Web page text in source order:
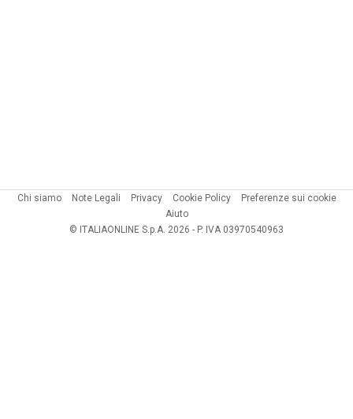
Chi siamo Note Legali Privacy Cookie Policy
Preferenze sui cookie
Aiuto
© ITALIAONLINE S.p.A. 2026 - P. IVA 03970540963